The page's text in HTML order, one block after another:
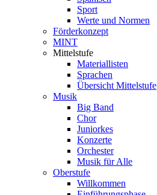
Sport
Werte und Normen
Förderkonzept
MINT
Mittelstufe
Materiallisten
Sprachen
Übersicht Mittelstufe
Musik
Big Band
Chor
Juniorkes
Konzerte
Orchester
Musik für Alle
Oberstufe
Willkommen